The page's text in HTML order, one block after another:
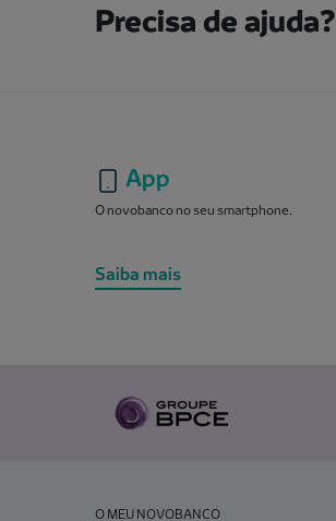
Precisa de ajuda?
App
O novobanco no seu smartphone.
Saiba mais
O MEU NOVOBANCO